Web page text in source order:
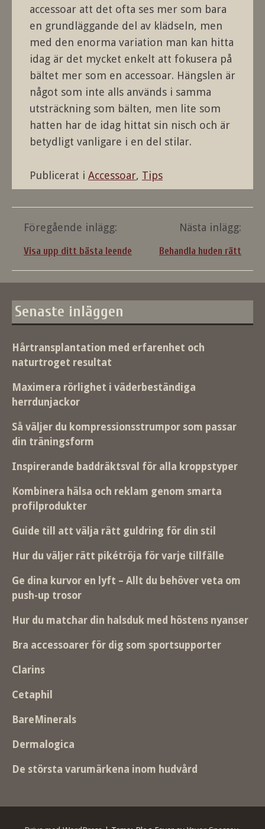
accessoar att det ofta ses mer som bara
en grundläggande del av klädseln, men
med den enorma variation man kan hitta
idag är det mycket enkelt att fokusera på
bältet mer som en accessoar. Hängslen är
något som inte alls används i samma
utsträckning som bälten, men lite som
hatten har de idag hittat sin nisch och är
betydligt vanligare i en del stilar.
Publicerat i Accessoar, Tips
Inläggsnavigering
Föregående inlägg:
Visa upp ditt bästa leende
Nästa inlägg:
Behandla huden rätt
Senaste inläggen
Hårtransplantation med erfarenhet och
naturtroget resultat
Maximera rörlighet i väderbeständiga
herrdunjackor
Så väljer du kompressionsstrumpor som passar
din träningsform
Inspirerande baddräktsval för alla kroppstyper
Kombinera hälsa och reklam genom smarta
profilprodukter
Guide till att välja rätt guldring för din stil
Hur du väljer rätt pikétröja för varje tillfälle
Ge dina kurvor en lyft – Allt du behöver veta om
push-up trosor
Hur du matchar din halsduk med höstens nyanser
Bra accessoarer för dig som sportsupporter
Clarins
Cetaphil
BareMinerals
Dermalogica
De största varumärkena inom hudvård